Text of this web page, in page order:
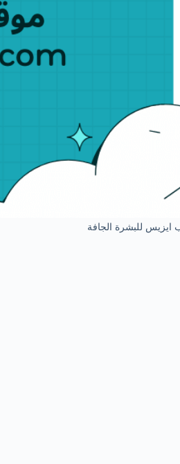
للبشرة الجافة